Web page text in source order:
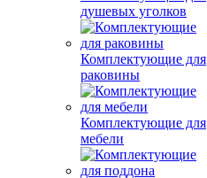
душевых уголков
Комплектующие для
раковины
Комплектующие для
мебели